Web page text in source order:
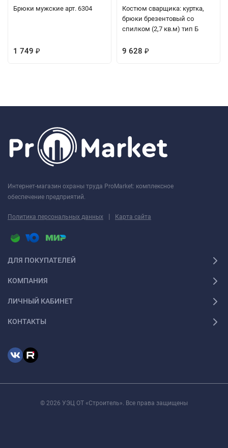
Брюки мужские арт. 6304
1 749 ₽
Костюм сварщика: куртка,
брюки брезентовый со
спилком (2,7 кв.м) тип Б
9 628 ₽
Интернет-магазин охраны труда ProMarket: комплексное
обеспечение предприятий.
Политика персональных данных | Карта сайта
ДЛЯ ПОКУПАТЕЛЕЙ
КОМПАНИЯ
ЛИЧНЫЙ КАБИНЕТ
КОНТАКТЫ
© 2026 УЭЦ ОТ «Строитель». Все права защищены